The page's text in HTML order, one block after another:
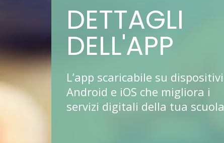
DETTAGLI
DELL'APP
L’app scaricabile su dispositivi
Android e iOS che migliora i
servizi digitali della tua scuola